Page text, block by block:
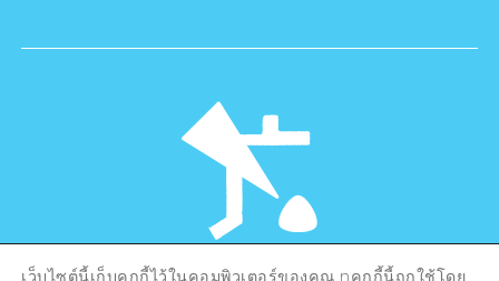
เว็บไซต์นี้เก็บคุกกี้ไว้ในคอมพิวเตอร์ของคุณ nคุกกี้นี้ถูกใช้โดย